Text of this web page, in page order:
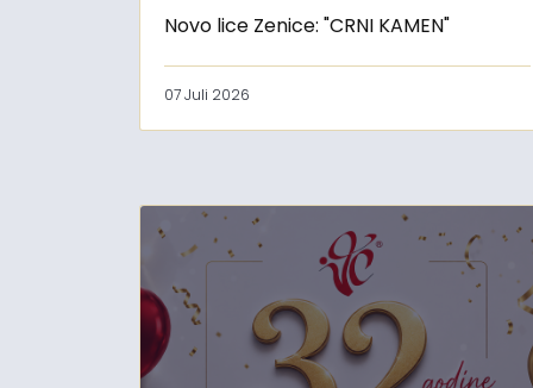
Novo lice Zenice: "CRNI KAMEN"
07 Juli 2026